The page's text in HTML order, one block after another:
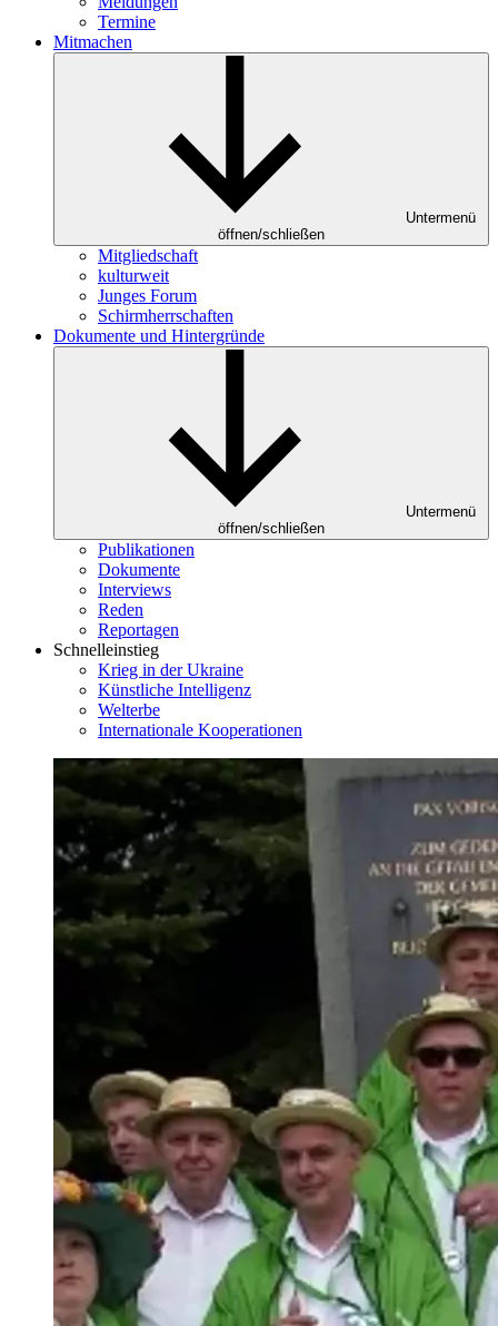
Termine
Mitmachen
Untermenü
öffnen/schließen
Mitgliedschaft
kulturweit
Junges Forum
Schirmherrschaften
Dokumente und Hintergründe
Untermenü
öffnen/schließen
Publikationen
Dokumente
Interviews
Reden
Reportagen
Schnelleinstieg
Krieg in der Ukraine
Künstliche Intelligenz
Welterbe
Internationale Kooperationen